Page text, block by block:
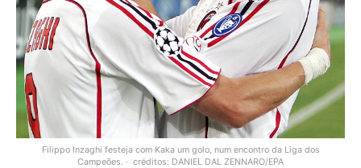
Filippo Inzaghi festeja com Kaka um golo, num encontro da Liga dos
Campeões.
créditos: DANIEL DAL ZENNARO/EPA